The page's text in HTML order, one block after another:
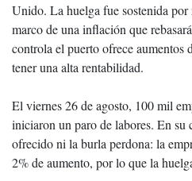
Unido. La huelga fue sostenida por
marco de una inflación que
controla el puerto ofrece aumentos
tener una alta rentabilidad.
El viernes 26 de agosto, 100 mil
iniciaron un paro de labores. En su
ofrecido ni la burla perdona: la
2% de aumento, por lo que la